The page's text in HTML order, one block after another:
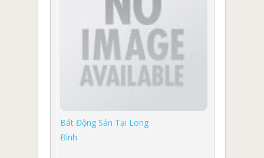
Bất Động Sản Tại Long
Bình